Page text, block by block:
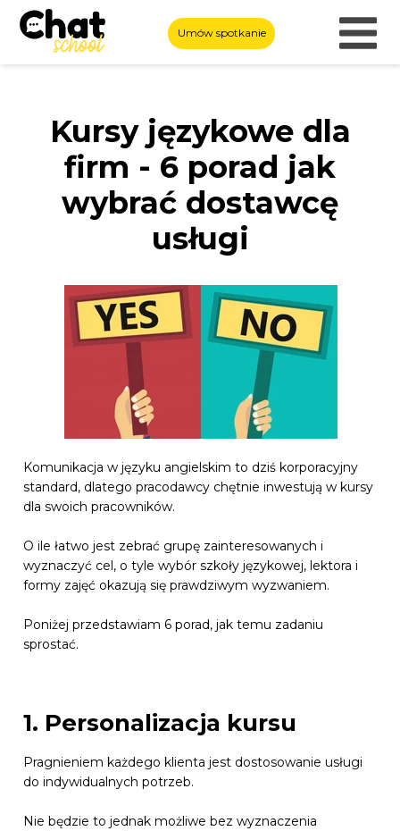
Umów spotkanie
Kursy językowe dla
firm - 6 porad jak
wybrać dostawcę
usługi
Komunikacja w języku angielskim to dziś korporacyjny
standard, dlatego pracodawcy chętnie inwestują w kursy
dla swoich pracowników.
O ile łatwo jest zebrać grupę zainteresowanych i
wyznaczyć cel, o tyle wybór szkoły językowej, lektora i
formy zajęć okazują się prawdziwym wyzwaniem.
Poniżej przedstawiam 6 porad, jak temu zadaniu
sprostać.
1. Personalizacja kursu
Pragnieniem każdego klienta jest dostosowanie usługi
do indywidualnych potrzeb.
Nie będzie to jednak możliwe bez wyznaczenia